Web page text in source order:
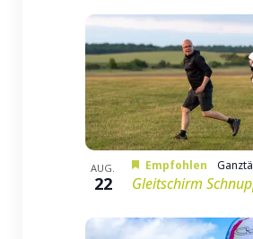
AUG.
22 Gleitschirm
Empfohlen